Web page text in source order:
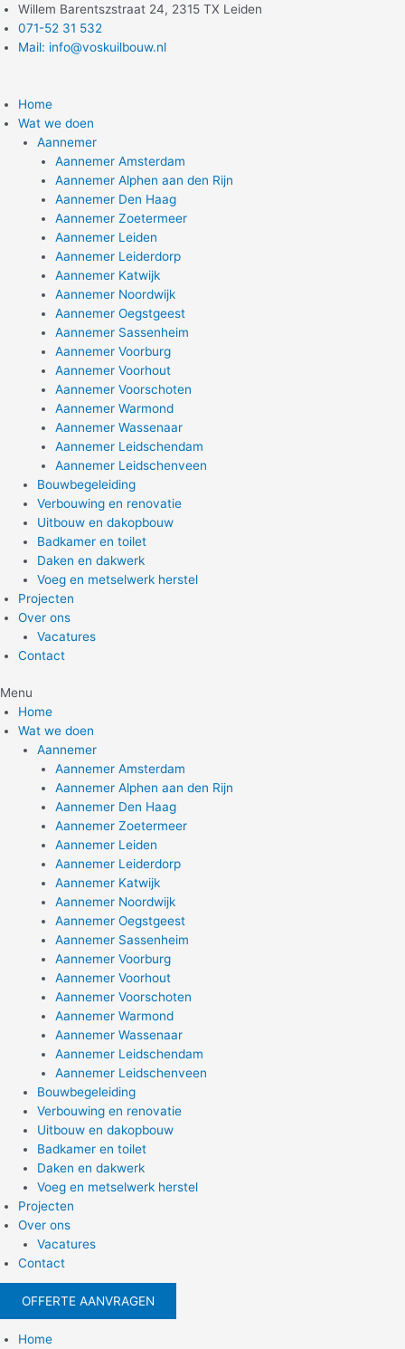
Ga
naar
de
Willem Barentszstraat 24, 2315 TX Leiden
071-52 31 532
Mail: info@voskuilbouw.nl
Home
Wat we doen
Aannemer
Aannemer Amsterdam
Aannemer Alphen aan den Rijn
Aannemer Den Haag
Aannemer Zoetermeer
Aannemer Leiden
Aannemer Leiderdorp
Aannemer Katwijk
Aannemer Noordwijk
Aannemer Oegstgeest
Aannemer Sassenheim
Aannemer Voorburg
Aannemer Voorhout
Aannemer Voorschoten
Aannemer Warmond
Aannemer Wassenaar
Aannemer Leidschendam
Aannemer Leidschenveen
Bouwbegeleiding
Verbouwing en renovatie
Uitbouw en dakopbouw
Badkamer en toilet
Daken en dakwerk
Voeg en metselwerk herstel
Projecten
Over ons
Vacatures
Contact
Menu
Home
Wat we doen
Aannemer
Aannemer Amsterdam
Aannemer Alphen aan den Rijn
Aannemer Den Haag
Aannemer Zoetermeer
Aannemer Leiden
Aannemer Leiderdorp
Aannemer Katwijk
Aannemer Noordwijk
Aannemer Oegstgeest
Aannemer Sassenheim
Aannemer Voorburg
Aannemer Voorhout
Aannemer Voorschoten
Aannemer Warmond
Aannemer Wassenaar
Aannemer Leidschendam
Aannemer Leidschenveen
Bouwbegeleiding
Verbouwing en renovatie
Uitbouw en dakopbouw
Badkamer en toilet
Daken en dakwerk
Voeg en metselwerk herstel
Projecten
Over ons
Vacatures
Contact
OFFERTE AANVRAGEN
Home